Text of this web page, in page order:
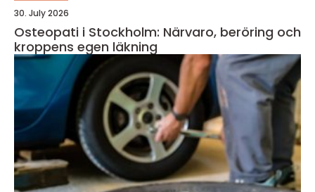
30. July 2026
Osteopati i Stockholm: Närvaro, beröring och
kroppens egen läkning